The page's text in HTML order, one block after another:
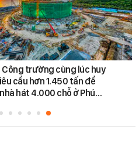
Công trường cùng lúc huy
cẩu hơn 1.450 tấn để
hát 4.000 chỗ ở Phú…